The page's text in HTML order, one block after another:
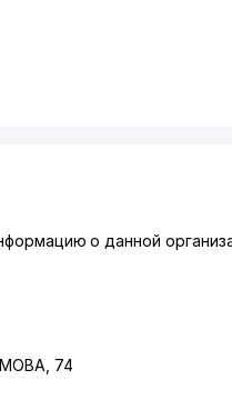
о данной
, 74